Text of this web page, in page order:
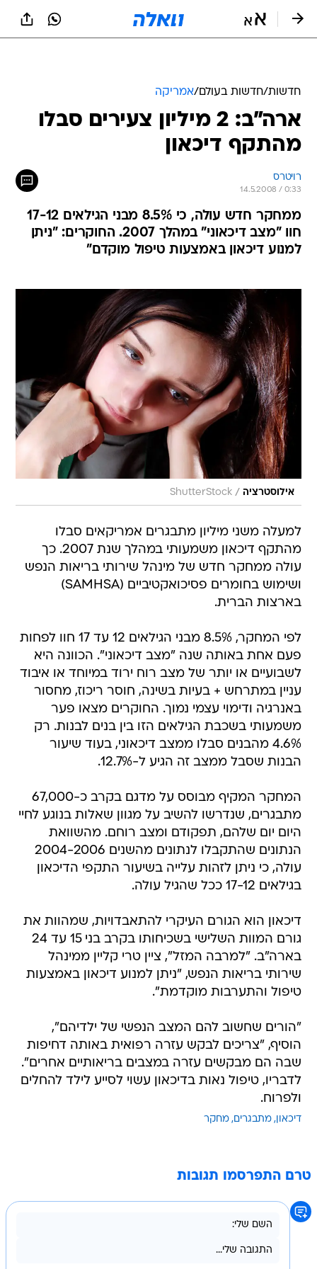
חדשות/חדשות בעולם/אמריקה
ארה"ב: 2 מיליון צעירים סבלו
מהתקף דיכאון
רויטרס
14.5.2008 / 0:33
ממחקר חדש עולה, כי 8.5% מבני הגילאים 17-12
חוו "מצב דיכאוני" במהלך 2007. החוקרים: "ניתן
למנוע דיכאון באמצעות טיפול מוקדם"
אילוסטרציה /
ShutterStock
למעלה משני מיליון מתבגרים אמריקאים סבלו
מהתקף דיכאון משמעותי במהלך שנת 2007. כך
עולה ממחקר חדש של מינהל שירותי בריאות הנפש
ושימוש בחומרים פסיכואקטיביים (SAMHSA)
בארצות הברית.
לפי המחקר, 8.5% מבני הגילאים 12 עד 17 חוו לפחות
פעם אחת באותה שנה "מצב דיכאוני". הכוונה היא
לשבועיים או יותר של מצב רוח ירוד במיוחד או איבוד
עניין במתרחש + בעיות בשינה, חוסר ריכוז, מחסור
באנרגיה ודימוי עצמי נמוך. החוקרים מצאו פער
משמעותי בשכבת הגילאים הזו בין בנים לבנות. רק
4.6% מהבנים סבלו ממצב דיכאוני, בעוד שיעור
הבנות שסבל ממצב זה הגיע ל-12.7%.
המחקר המקיף מבוסס על מדגם בקרב כ-67,000
מתבגרים, שנדרשו להשיב על מגוון שאלות בנוגע לחיי
היום יום שלהם, תפקודם ומצב רוחם. מהשוואת
הנתונים שהתקבלו לנתונים מהשנים 2004-2006
עולה, כי ניתן לזהות עלייה בשיעור התקפי הדיכאון
בגילאים 17-12 ככל שהגיל עולה.
דיכאון הוא הגורם העיקרי להתאבדויות, שמהוות את
גורם המוות השלישי בשכיחותו בקרב בני 15 עד 24
בארה"ב. "למרבה המזל", ציין טרי קליין ממינהל
שירותי בריאות הנפש, "ניתן למנוע דיכאון באמצעות
טיפול והתערבות מוקדמת".
"הורים שחשוב להם המצב הנפשי של ילדיהם",
הוסיף, "צריכים לבקש עזרה רפואית באותה דחיפות
שבה הם מבקשים עזרה במצבים בריאותיים אחרים".
לדבריו, טיפול נאות בדיכאון עשוי לסייע לילד להחלים
ולפרוח.
דיכאון מתבגרים מחקר
טרם התפרסמו תגובות